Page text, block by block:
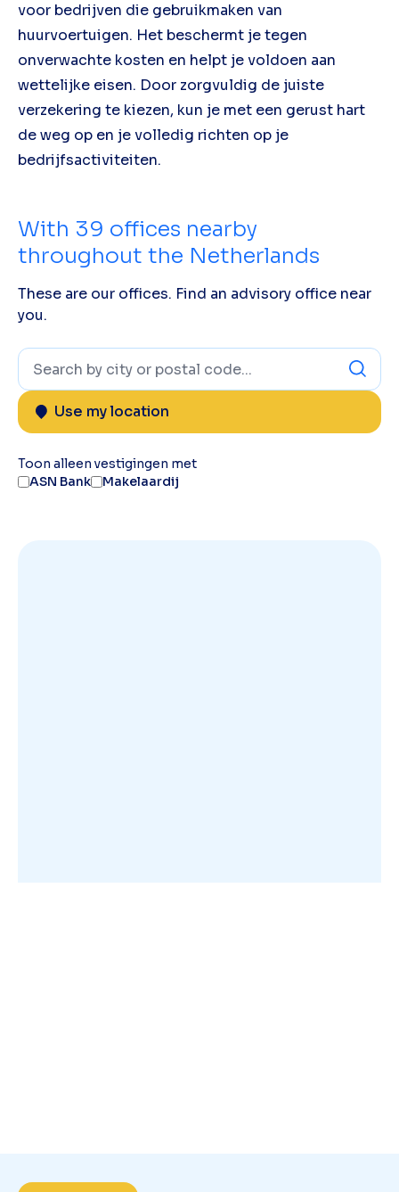
voor bedrijven die gebruikmaken van
huurvoertuigen. Het beschermt je tegen
onverwachte kosten en helpt je voldoen aan
wettelijke eisen. Door zorgvuldig de juiste
verzekering te kiezen, kun je met een gerust hart
de weg op en je volledig richten op je
bedrijfsactiviteiten.
With 39 offices nearby
throughout the Netherlands
These are our offices. Find an advisory office near
you.
Use my location
Toon alleen vestigingen met
ASN Bank
Makelaardij